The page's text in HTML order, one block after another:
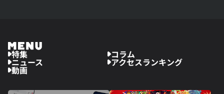
特集 コラム
ニュース アクセスランキング
動画